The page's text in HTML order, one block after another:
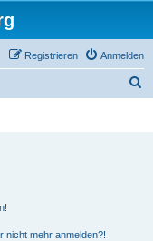
Anmelden
Registrieren
nicht mehr anmelden?!